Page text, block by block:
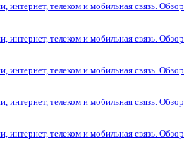
телеком и мобильная связь. Обзор
телеком и мобильная связь. Обзор
телеком и мобильная связь. Обзор
телеком и мобильная связь. Обзор
телеком и мобильная связь. Обзор